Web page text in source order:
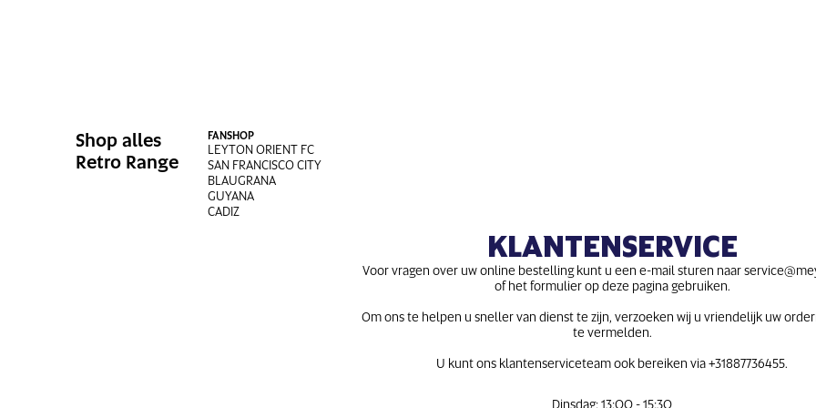
Shop alles
Retro Range
FANSHOP
LEYTON ORIENT FC
SAN FRANCISCO CITY
BLAUGRANA
GUYANA
CADIZ
KLANTENSERVICE
Voor vragen over uw online bestelling kunt u een e-mail sturen naar
of het formulier op deze pagina gebruiken.
Om ons te helpen u sneller van dienst te zijn, verzoeken wij u vriendelijk uw
te vermelden.
U kunt ons klantenserviceteam ook bereiken via+31887736455.
Dinsdag: 13:00 - 15:30